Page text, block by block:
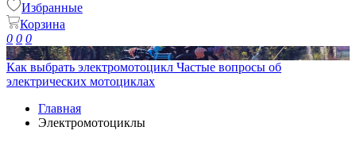
Избранные
Корзина
0 0 0
Как выбрать электромотоцикл Частые вопросы об
электрических мотоциклах
Главная
Электромотоциклы